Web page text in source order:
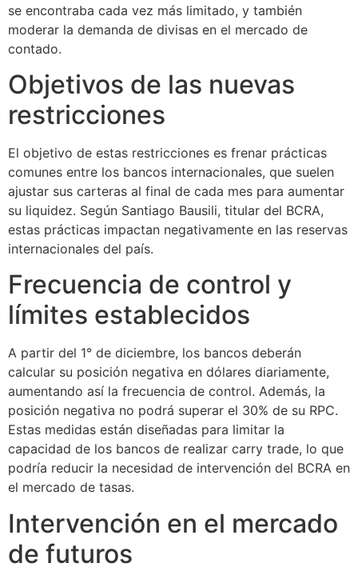
se encontraba cada vez más limitado, y también
moderar la demanda de divisas en el mercado de
contado.
Objetivos de las nuevas
restricciones
El objetivo de estas restricciones es frenar prácticas
comunes entre los bancos internacionales, que suelen
ajustar sus carteras al final de cada mes para aumentar
su liquidez. Según Santiago Bausili, titular del BCRA,
estas prácticas impactan negativamente en las reservas
internacionales del país.
Frecuencia de control y
límites establecidos
A partir del 1° de diciembre, los bancos deberán
calcular su posición negativa en dólares diariamente,
aumentando así la frecuencia de control. Además, la
posición negativa no podrá superar el 30% de su RPC.
Estas medidas están diseñadas para limitar la
capacidad de los bancos de realizar carry trade, lo que
podría reducir la necesidad de intervención del BCRA en
el mercado de tasas.
Intervención en el mercado
de futuros